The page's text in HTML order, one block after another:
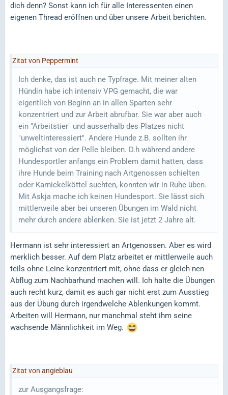
dich denn? Sonst kann ich für alle Interessenten einen
eigenen Thread eröffnen und über unsere Arbeit berichten.
Zitat von Peppermint
Ich denke, das ist auch ne Typfrage. Mit meiner alten
Hündin habe ich intensiv VPG gemacht, die war
eigentlich von Beginn an in allen Sparten sehr
konzentriert und zur Arbeit abrufbar. Sie war aber auch
ein "Arbeitstier" und ausserhalb des Platzes nicht
"unweltinteressiert". Andere Hunde z.B. sollten ihr
möglichst von der Pelle bleiben. D.h während andere
Hundesportler anfangs ein Problem damit hatten, dass
ihre Hunde beim Training nach Artgenossen schielten
oder Karnickelköttel suchten, konnten wir in Ruhe üben.
Mit Askja mache ich keinen Hundesport. Sie lässt sich
mittlerweile aber bei unseren Übungen im Wald nicht
mehr durch andere ablenken. Sie ist jetzt 2 Jahre alt.
Hermann ist sehr interessiert an Artgenossen. Aber es wird
merklich besser. Auf dem Platz arbeitet er mittlerweile auch
teils ohne Leine konzentriert mit, ohne dass er gleich nen
Abflug zum Nachbarhund machen will. Ich halte die Übungen
auch recht kurz, damit es auch gar nicht erst zum Ausstieg
aus der Übung durch irgendwelche Ablenkungen kommt.
Arbeiten will Hermann, nur manchmal steht ihm seine
wachsende Männlichkeit im Weg.
Zitat von angieblau
zur Ausgangsfrage: